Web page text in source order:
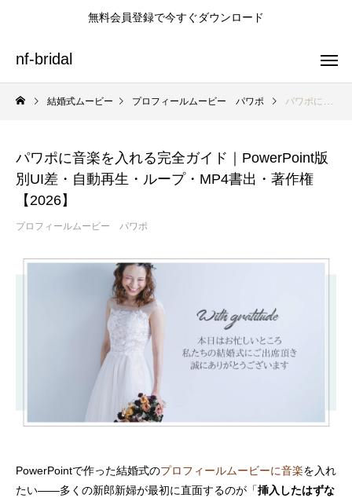
無料会員登録で今すぐダウンロード
nf-bridal
プロフィールムービーテンプレート
Youtube風プロフィールムービーテンプレ
ート – lovetube
インスタ風プロフ
オープニングムービーテンプレート
エヴァ風オープニングムービーテンプレー
ト – weddingerion
インスタグラム風
エンドロールテンプレート
手描きイラストがかわいいエンドロールム
ービーテンプレート – illust
夜空に舞い上がる
結婚式ムービー プロフィールムービー パワポ パワポに音楽を入れる完全ガイド｜PowerPoint版別UI差・自動再生・ループ・MP4書出・著作権【2026】
パワポに音楽を入れる完全ガイド｜PowerPoint版
別UI差・自動再生・ループ・MP4書出・著作権
【2026】
プロフィールムービー パワポ
PowerPointで作った結婚式のプロフィールムービーに音楽を入れ
たい——多くの新郎新婦が最初に直面するのが「挿入したはずな